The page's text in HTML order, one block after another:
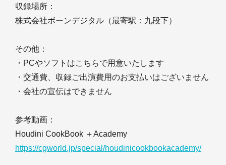
収録場所：
株式会社ボーンデジタル（最寄駅：九段下）
その他：
・PCやソフトはこちらで用意いたします
・交通費、収録ご出演費用のお支払いはございません
・会社の宣伝はできません
参考動画：
Houdini CookBook ＋Academy
https://cgworld.jp/special/houdinicookbookacademy/